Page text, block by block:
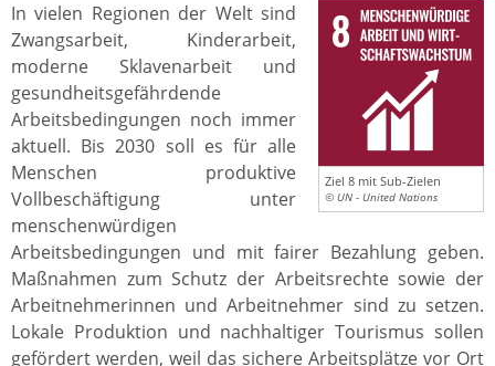
Ziel 8 mit Sub-Zielen
© UN - United Nations
In vielen Regionen der Welt sind
Zwangsarbeit, Kinderarbeit,
moderne Sklavenarbeit und
gesundheitsgefährdende
Arbeitsbedingungen noch immer
aktuell. Bis 2030 soll es für alle
Menschen produktive
Vollbeschäftigung unter
menschenwürdigen
Arbeitsbedingungen und mit fairer Bezahlung geben.
Maßnahmen zum Schutz der Arbeitsrechte sowie der
Arbeitnehmerinnen und Arbeitnehmer sind zu setzen.
Lokale Produktion und nachhaltiger Tourismus sollen
gefördert werden, weil das sichere Arbeitsplätze vor Ort